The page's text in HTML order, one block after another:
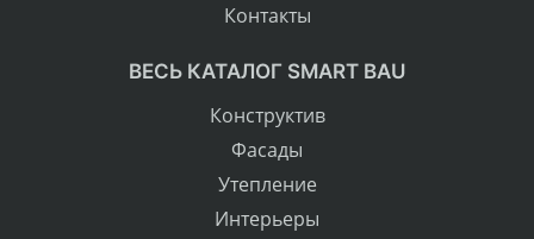
Контакты
ВЕСЬ КАТАЛОГ SMART BAU
Конструктив
Фасады
Утепление
Интерьеры